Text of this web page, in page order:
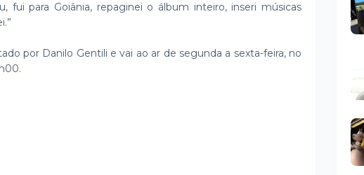
fui para Goiânia, repaginei o álbum inteiro, inseri músicas
por Danilo Gentili e vai ao ar de segunda a sexta-feira, no